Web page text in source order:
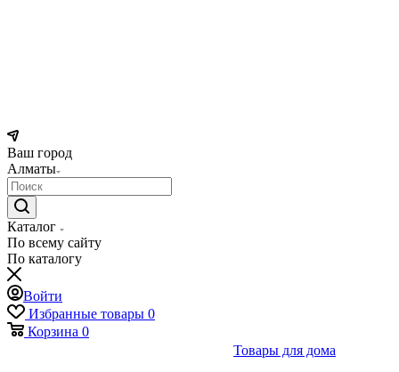
Ваш город
Алматы
Каталог
По всему сайту
По каталогу
Войти
Избранные товары 0
Корзина 0
Товары для дома